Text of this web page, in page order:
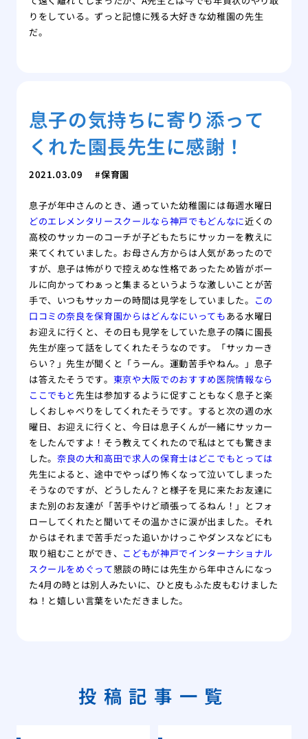
りをしている。ずっと記憶に残る大好きな幼稚園の先生
だ。
息子の気持ちに寄り添って
くれた園長先生に感謝！
2021.03.09 保育園
息子が年中さんのとき、通っていた幼稚園には毎週水曜日
どのエレメンタリースクールなら神戸でもどんなに近くの
高校のサッカーのコーチが子どもたちにサッカーを教えに
来てくれていました。お母さん方からは人気があったので
すが、息子は怖がりで控えめな性格であったため皆がボー
ルに向かってわぁっと集まるというような激しいことが苦
手で、いつもサッカーの時間は見学をしていました。 この
口コミの奈良を保育園からはどんなにいってもある水曜日
お迎えに行くと、その日も見学をしていた息子の隣に園長
先生が座って話をしてくれたそうなのです。「サッカーき
らい？」先生が聞くと「うーん。運動苦手やねん。」息子
は答えたそうです。 東京や大阪でのおすすめ医院情報なら
ここでもと先生は参加するように促すこともなく息子と楽
しくおしゃべりをしてくれたそうです。すると次の週の水
曜日、お迎えに行くと、今日は息子くんが一緒にサッカー
をしたんですよ！そう教えてくれたので私はとても驚きま
した。 奈良の大和高田で求人の保育士はどこでもとっては
先生によると、途中でやっぱり怖くなって泣いてしまった
そうなのですが、どうしたん？と様子を見に来たお友達に
また別のお友達が「苦手やけど頑張ってるねん！」とフォ
ローしてくれたと聞いてその温かさに涙が出ました。それ
からはそれまで苦手だった追いかけっこやダンスなどにも
取り組むことができ、 こどもが神戸でインターナショナル
スクールをめぐって懇談の時には先生から年中さんになっ
た4月の時とは別人みたいに、ひと皮もふた皮もむけました
ね！と嬉しい言葉をいただきました。
投稿記事一覧